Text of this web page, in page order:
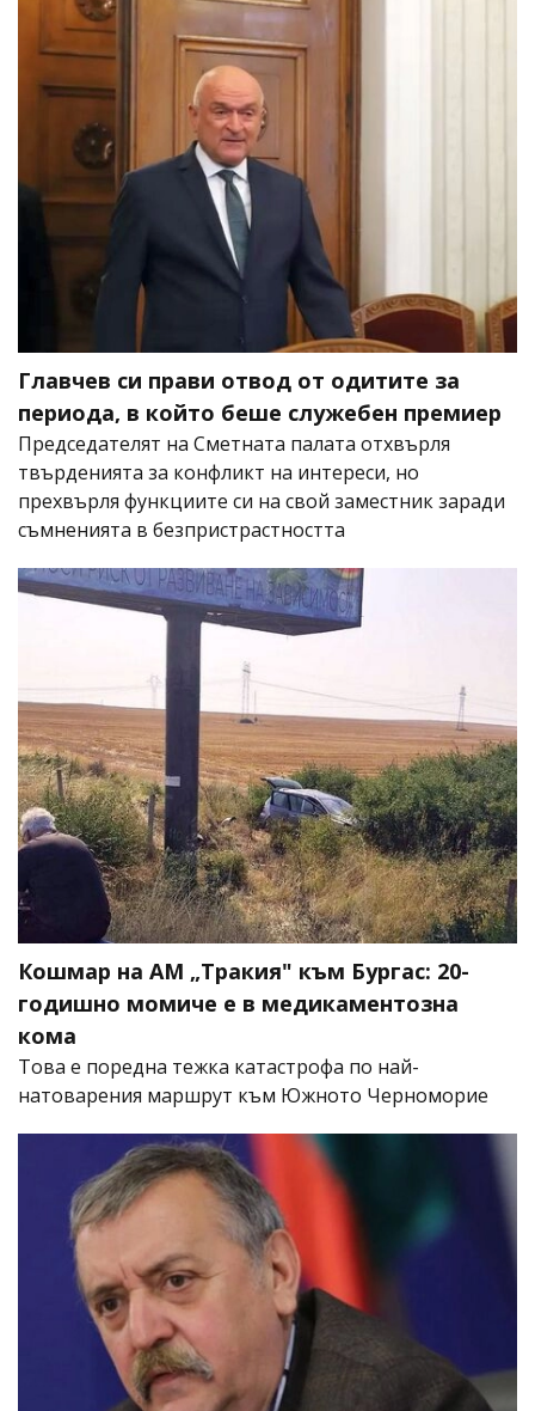
Главчев си прави отвод от одитите за
периода, в който беше служебен премиер
Председателят на Сметната палата отхвърля
твърденията за конфликт на интереси, но
прехвърля функциите си на свой заместник заради
съмненията в безпристрастността
Кошмар на АМ „Тракия" към Бургас: 20-
годишно момиче е в медикаментозна
кома
Това е поредна тежка катастрофа по най-
натоварения маршрут към Южното Черноморие